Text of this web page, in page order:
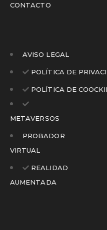
CONTACTO
AVISO LEGAL
POLÍTICA DE
POLÍTICA DE
METAVERSOS
PROBADOR
VIRTUAL
REALIDAD
AUMENTADA